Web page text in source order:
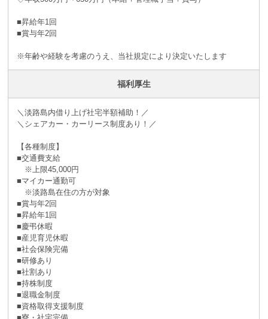
■昇給年1回
■賞与年2回
※年齢や経験を考慮のうえ、当社規定により決定いたします
福利厚生
＼淡路島内借り上げ社宅半額補助！／
＼シェアカー・カーリース制度あり！／
【各種制度】
■交通費支給
※上限45,000円
■マイカー通勤可
※淡路島在住の方が対象
■賞与年2回
■昇給年1回
■慶弔休暇
■産児育児休暇
■社会保険完備
■研修あり
■社割あり
■持株制度
■退職金制度
■資格取得支援制度